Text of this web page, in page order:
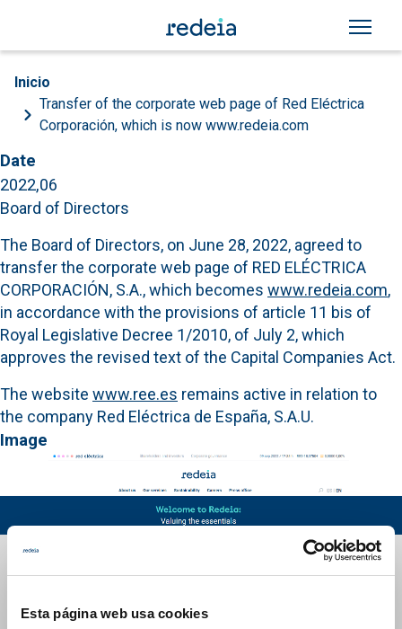
Esta página web usa cookies
Breadcrumb
Inicio
Transfer of the corporate web page of Red Eléctrica
Corporación, which is now www.redeia.com
Date
2022,06
Board of Directors
The Board of Directors, on June 28, 2022, agreed to
transfer the corporate web page of RED ELÉCTRICA
CORPORACIÓN, S.A., which becomes www.redeia.com,
in accordance with the provisions of article 11 bis of
Royal Legislative Decree 1/2010, of July 2, which
approves the revised text of the Capital Companies Act.
The website www.ree.es remains active in relation to
the company Red Eléctrica de España, S.A.U.
Image